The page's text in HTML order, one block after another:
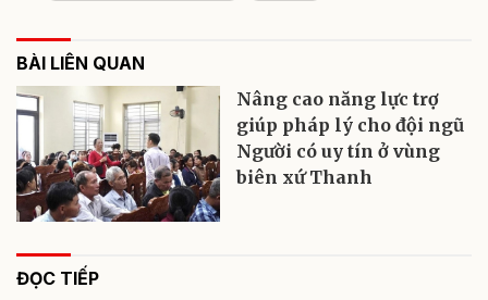
BÀI LIÊN QUAN
Nâng cao năng lực trợ
giúp pháp lý cho đội ngũ
Người có uy tín ở vùng
biên xứ Thanh
ĐỌC TIẾP